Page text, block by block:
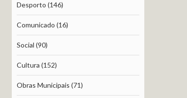
Desporto (146)
Comunicado (16)
Social (90)
Cultura (152)
Obras Municipais (71)